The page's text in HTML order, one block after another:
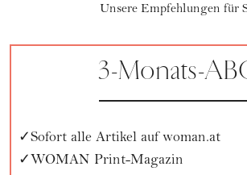
Unsere Empfehlungen für
3-Monats-
Sofort alle Artikel auf woman.at
WOMAN Print-Magazin